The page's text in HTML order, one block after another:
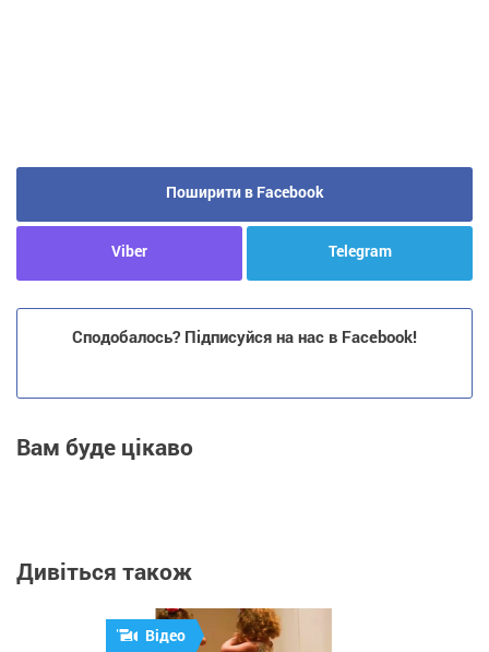
Поширити в Facebook
Viber Telegram
Сподобалось? Підписуйся на нас в Facebook!
Вам буде цікаво
Дивіться також
Відео